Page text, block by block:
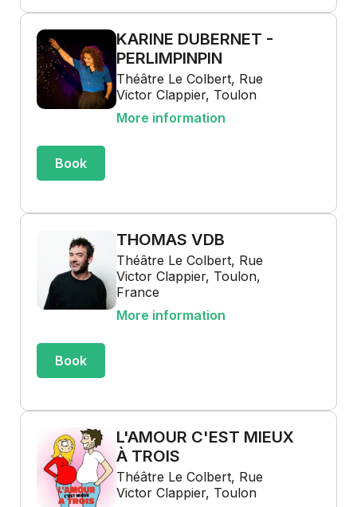
KARINE DUBERNET -
PERLIMPINPIN
Théâtre Le Colbert, Rue
Victor Clappier, Toulon
More information
Book
THOMAS VDB
Théâtre Le Colbert, Rue
Victor Clappier, Toulon,
France
More information
Book
L'AMOUR C'EST MIEUX
À TROIS
Théâtre Le Colbert, Rue
Victor Clappier, Toulon